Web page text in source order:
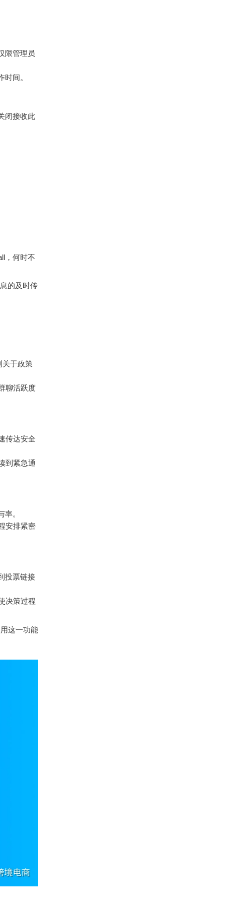
限管理员
间。
闭接收此
，何时不
的及时传
关于政策
聊活跃度
传达安全
到紧急通
。
安排紧密
投票链接
决策过程
这一功能